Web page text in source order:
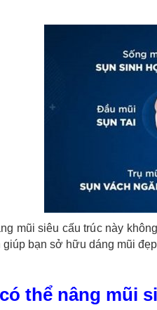
mũi siêu cấu trúc này
giúp bạn sở hữu dáng mũi
thể nâng mũi